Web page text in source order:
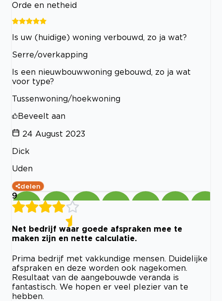
Orde en netheid
Is uw (huidige) woning verbouwd, zo ja wat?
Serre/overkapping
Is een nieuwbouwwoning gebouwd, zo ja wat
voor type?
Tussenwoning/hoekwoning
Beveelt aan
24 August 2023
Dick
Uden
delen
9
Net bedrijf waar goede afspraken mee te
maken zijn en nette calculatie.
Prima bedrijf met vakkundige mensen. Duidelijke
afspraken en deze worden ook nagekomen.
Resultaat van de aangebouwde veranda is
fantastisch. We hopen er veel plezier van te
hebben.